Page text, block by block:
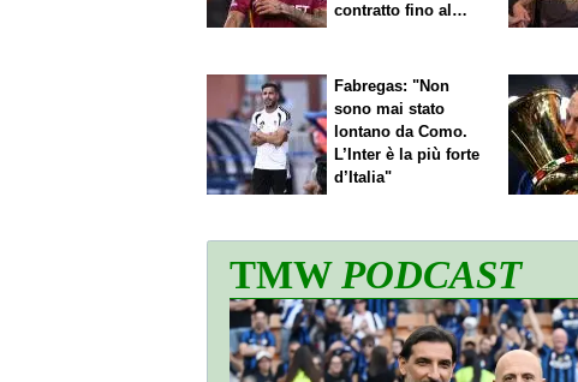
contratto fino al
Fabregas: "Non
sono mai stato
lontano da Como.
L’Inter è la più forte
d’Italia"
TMWPODCAST